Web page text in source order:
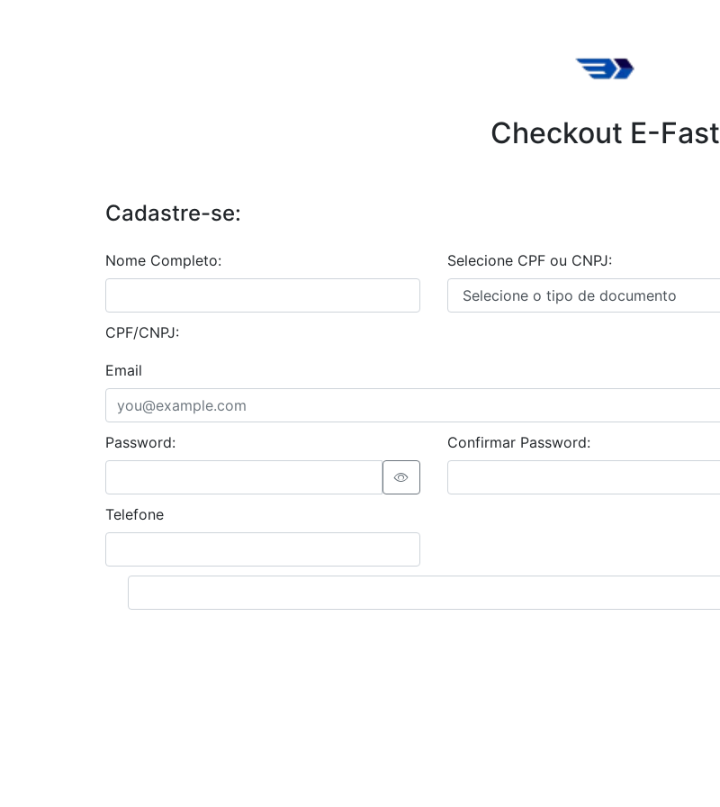
Checkout E-Fast
Cadastre-se:
Nome Completo: Selecione CPF ou CNPJ:
CPF/CNPJ:
Email
Password: Confirmar Password:
Telefone